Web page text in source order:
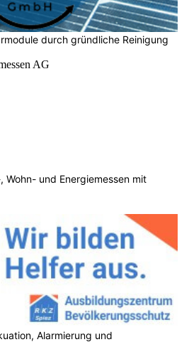
durch gründliche Reinigung
Wohn- und Energiemessen mit
Alarmierung und